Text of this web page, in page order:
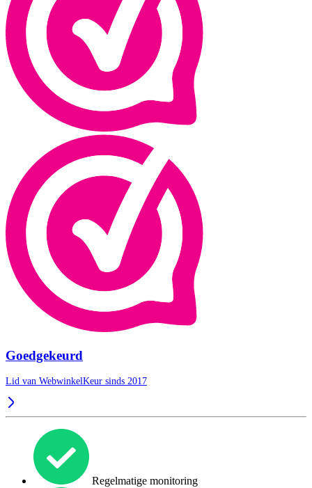
Goedgekeurd
Lid van WebwinkelKeur sinds 2017
Regelmatige monitoring